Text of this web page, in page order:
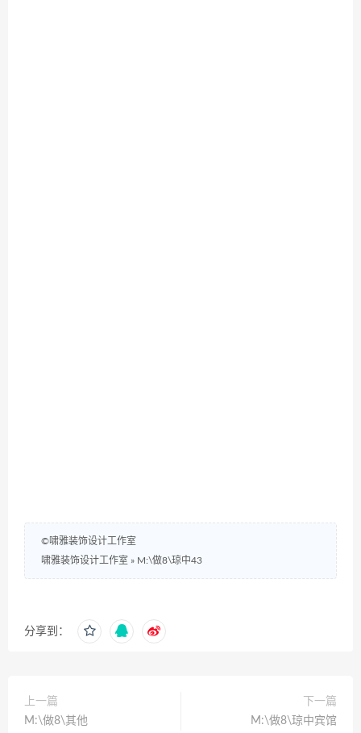
©啸雅装饰设计工作室
啸雅装饰设计工作室 » M:\做8\琼中43
分享到：
上一篇
M:\做8\其他
下一篇
M:\做8\琼中宾馆